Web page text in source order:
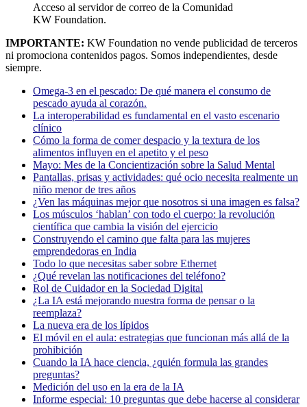
Acceso al servidor de correo de la Comunidad
KW Foundation.
IMPORTANTE: KW Foundation no vende publicidad de terceros
ni promociona contenidos pagos. Somos independientes, desde
siempre.
Omega-3 en el pescado: De qué manera el consumo de
pescado ayuda al corazón.
La interoperabilidad es fundamental en el vasto escenario
clínico
Cómo la forma de comer despacio y la textura de los
alimentos influyen en el apetito y el peso
Mayo: Mes de la Concientización sobre la Salud Mental
Pantallas, prisas y actividades: qué ocio necesita realmente un
niño menor de tres años
¿Ven las máquinas mejor que nosotros si una imagen es falsa?
Los músculos ‘hablan’ con todo el cuerpo: la revolución
científica que cambia la visión del ejercicio
Construyendo el camino que falta para las mujeres
emprendedoras en India
Todo lo que necesitas saber sobre Ethernet
¿Qué revelan las notificaciones del teléfono?
Rol de Cuidador en la Sociedad Digital
¿La IA está mejorando nuestra forma de pensar o la
reemplaza?
La nueva era de los lípidos
El móvil en el aula: estrategias que funcionan más allá de la
prohibición
Cuando la IA hace ciencia, ¿quién formula las grandes
preguntas?
Medición del uso en la era de la IA
Informe especial: 10 preguntas que debe hacerse al considerar